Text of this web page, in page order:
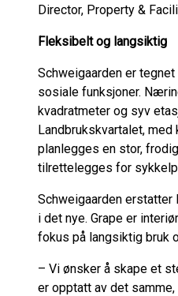
Director, Property &
Fleksibelt og langsiktig
Schweigaarden er
sosiale funksjoner.
kvadratmeter og syv
Landbrukskvartalet,
planlegges en stor,
tilrettelegges for
Schweigaarden erstatter
i det nye. Grape er
fokus på langsiktig bruk
– Vi ønsker å skape et
er opptatt av det